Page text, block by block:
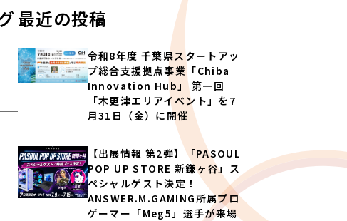
最近の投稿
令和8年度 千葉県スタートアッ
プ総合支援拠点事業「Chiba
Innovation Hub」 第一回
「木更津エリアイベント」を7
月31日（金）に開催
【出展情報 第2弾】「PASOUL
POP UP STORE 新鎌ヶ谷」ス
ペシャルゲスト決定！
ANSWER.M.GAMING所属プロ
ゲーマー「Meg5」選手が来場